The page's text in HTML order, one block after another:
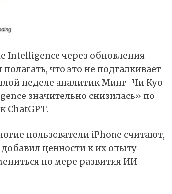
Intelligence через обновления
что это не подталкивает
неделе аналитик Минг-Чи Куо
значительно снизилась» по
ChatGPT.
пользователи iPhone считают,
ценности к их опыту
по мере развития ИИ-